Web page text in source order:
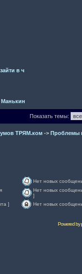
в ч
Манькин
Показать темы:
ТРЯМ.ком -> Проблемы
Нет новых
Нет новых
]
]
Нет новых
Powered by